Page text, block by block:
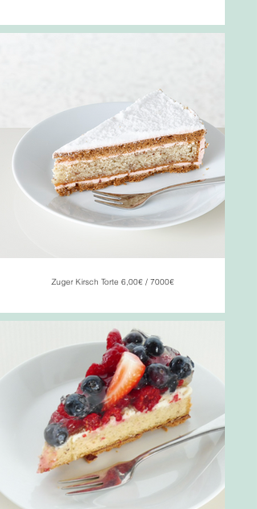
Zuger Kirsch Torte 6,00€ / 7000€